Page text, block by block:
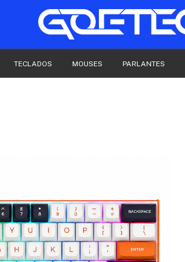
TECLADOS MOUSES PARLANTES